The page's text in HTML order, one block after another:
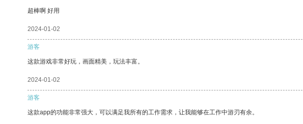
超棒啊 好用
2024-01-02
游客
这款游戏非常好玩，画面精美，玩法丰富。
2024-01-02
游客
这款app的功能非常强大，可以满足我所有的工作需求，让我能够在工作中游刃有余。